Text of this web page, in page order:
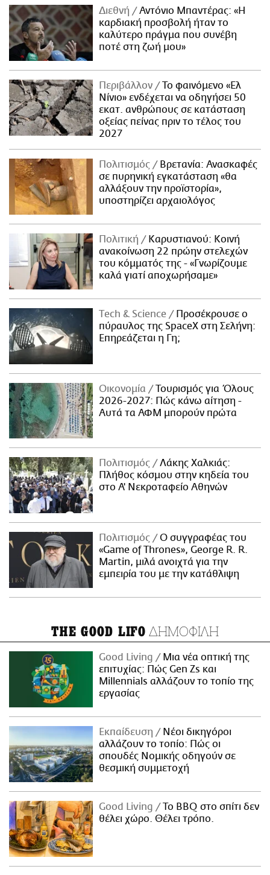
Διεθνή
Αντόνιο Μπαντέρας: «Η
καρδιακή προσβολή ήταν το
καλύτερο πράγμα που συνέβη
ποτέ στη ζωή μου»
Περιβάλλον
Το φαινόμενο «Ελ
Νίνιο» ενδέχεται να οδηγήσει 50
εκατ. ανθρώπους σε κατάσταση
οξείας πείνας πριν το τέλος του
2027
Πολιτισμός
Βρετανία: Ανασκαφές
σε πυρηνική εγκατάσταση «θα
αλλάξουν την προϊστορία»,
υποστηρίζει αρχαιολόγος
Πολιτική
Καρυστιανού: Κοινή
ανακοίνωση 22 πρώην στελεχών
του κόμματός της - «Γνωρίζουμε
καλά γιατί αποχωρήσαμε»
Τech & Science
Προσέκρουσε ο
πύραυλος της SpaceX στη Σελήνη:
Επηρεάζεται η Γη;
Οικονομία
Τουρισμός για Όλους
2026-2027: Πώς κάνω αίτηση -
Αυτά τα ΑΦΜ μπορούν πρώτα
Πολιτισμός
Λάκης Χαλκιάς:
Πλήθος κόσμου στην κηδεία του
στο Α' Νεκροταφείο Αθηνών
Πολιτισμός
Ο συγγραφέας του
«Game of Thrones», George R. R.
Martin, μιλά ανοιχτά για την
εμπειρία του με την κατάθλιψη
THE GOOD LIFO ΔΗΜΟΦΙΛΗ
Good Living
Μια νέα οπτική της
επιτυχίας: Πώς Gen Zs και
Millennials αλλάζουν το τοπίο της
εργασίας
Εκπαίδευση
Νέοι δικηγόροι
αλλάζουν το τοπίο: Πώς οι
σπουδές Νομικής οδηγούν σε
θεσμική συμμετοχή
Good Living
Το BBQ στο σπίτι δεν
θέλει χώρο. Θέλει τρόπο.